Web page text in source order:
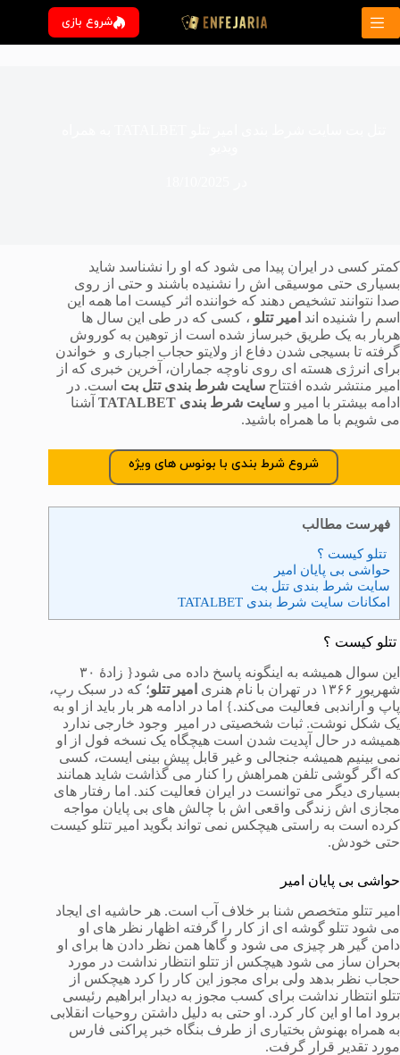
پرش
محتوا
شروع بازی
کمتر کسی در ایران پیدا می شود که او را نشناسد شاید
بسیاری حتی موسیقی اش را نشنیده باشند و حتی از روی
صدا نتوانند تشخیص دهند که خواننده اثر کیست اما همه این
اسم را شنیده اند امیر تتلو ، کسی که در طی این سال ها
هربار به یک طریق خبرساز شده است از توهین به کوروش
گرفته تا بسیجی شدن دفاع از ولایتو حجاب اجباری و خواندن
برای انرژی هسته ای روی ناوچه جماران، آخرین خبری که از
امیر منتشر شده افتتاح سایت شرط بندی تتل بت است. در
ادامه بیشتر با امیر و سایت شرط بندی TATALBET
آشنا
می شویم با ما همراه باشید.
شروع شرط بندی با بونوس های ویژه
فهرست مطالب
تتلو کیست ؟
حواشی بی پایان امیر
سایت شرط بندی تتل بت
امکانات سایت شرط بندی TATALBET
تتلو کیست ؟
این سوال همیشه به اینگونه پاسخ داده می شود{ زادهٔ ۳۰
شهریور ۱۳۶۶ در تهران با نام هنری
امیر تتلو؛ که در سبک رپ،
پاپ و آراندبی فعالیت می‌کند.} اما در ادامه هر بار باید از او به
یک شکل نوشت. ثبات شخصیتی در امیر وجود خارجی ندارد
همیشه در حال آپدیت شدن است هیچگاه یک نسخه فول از او
نمی بینیم همیشه جنجالی و غیر قابل پیش بینی ایست، کسی
که اگر گوشی تلفن همراهش را کنار می گذاشت شاید همانند
بسیاری دیگر می توانست در ایران فعالیت کند. اما رفتار های
مجازی اش زندگی واقعی اش با چالش های بی پایان مواجه
کرده است به راستی هیچکس نمی تواند بگوید امیر تتلو کیست
حتی خودش.
حواشی بی پایان امیر
امیر تتلو متخصص شنا بر خلاف آب است. هر حاشیه ای ایجاد
می شود تتلو گوشه ای از کار را گرفته اظهار نظر های او
دامن گیر هر چیزی می شود و گاها همن نظر دادن ها برای او
بحران ساز می شود هیچکس از تتلو انتظار نداشت در مورد
حجاب نظر بدهد ولی برای مجوز این کار را کرد هیچکس از
تتلو انتظار نداشت برای کسب مجوز به دیدار ابراهیم رئیسی
برود اما او این کار کرد. او حتی به دلیل داشتن روحیات انقلابی
به همراه بهنوش بختیاری از طرف بنگاه خبر پراکنی فارس
مورد تقدیر قرار گرفت.